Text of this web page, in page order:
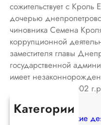
сожительствует с
дочерью
чиновника Семена
коррупционной
заместителя главы
государственной
имеет
Олеговну 16.08.2002
Категории
Антироссийские